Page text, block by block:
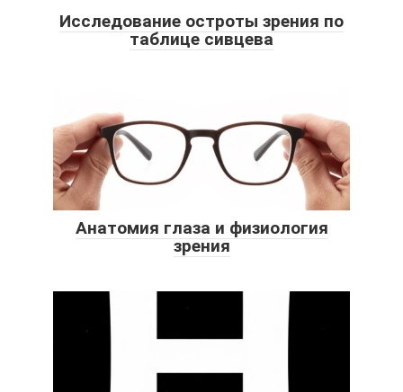
Исследование остроты зрения по
таблице сивцева
Анатомия глаза и физиология
зрения